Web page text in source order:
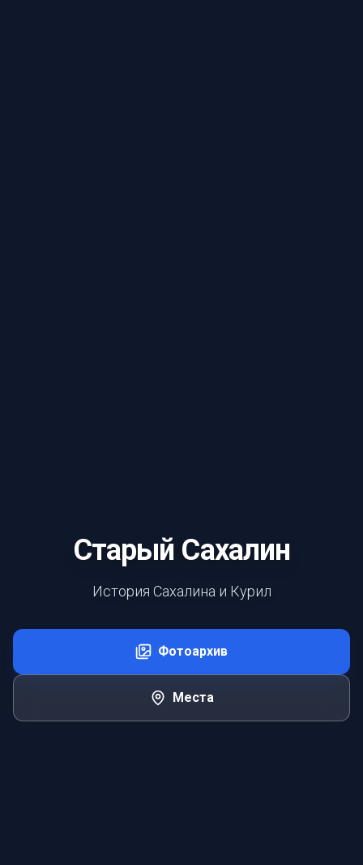
Старый Сахалин
История Сахалина и Курил
Фотоархив
Места